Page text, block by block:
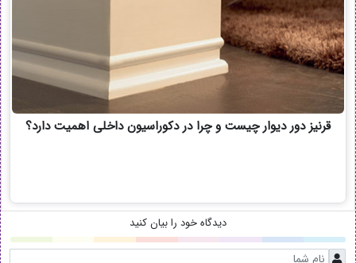
قرنیز دور دیوار چیست و چرا در دکوراسیون داخلی اهمیت دارد؟
دیدگاه خود را بیان کنید